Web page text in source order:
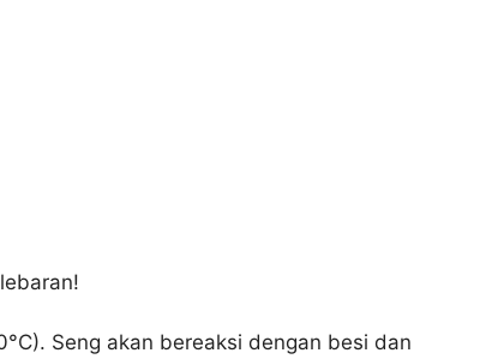
Seng akan bereaksi dengan besi dan